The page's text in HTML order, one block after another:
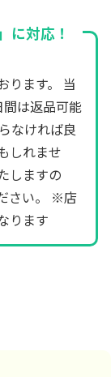
に対応！
ります。 当
は返品可能
なければ良
しれませ
しますの
さい。 ※店
ります